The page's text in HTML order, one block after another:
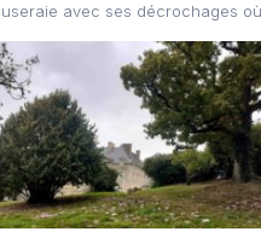
avec ses décrochages